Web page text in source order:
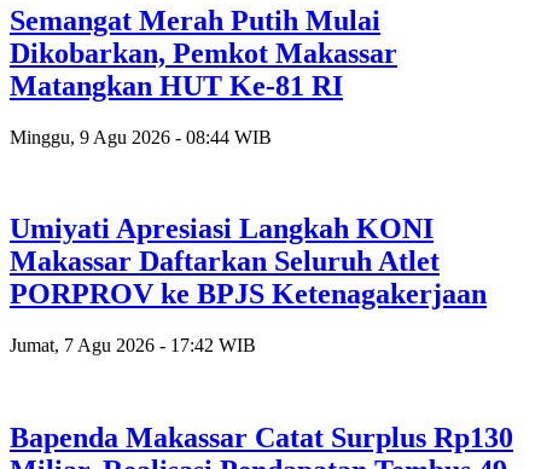
Semangat Merah Putih Mulai
Dikobarkan, Pemkot Makassar
Matangkan HUT Ke-81 RI
Minggu, 9 Agu 2026 - 08:44 WIB
Umiyati Apresiasi Langkah KONI
Makassar Daftarkan Seluruh Atlet
PORPROV ke BPJS Ketenagakerjaan
Jumat, 7 Agu 2026 - 17:42 WIB
Bapenda Makassar Catat Surplus Rp130